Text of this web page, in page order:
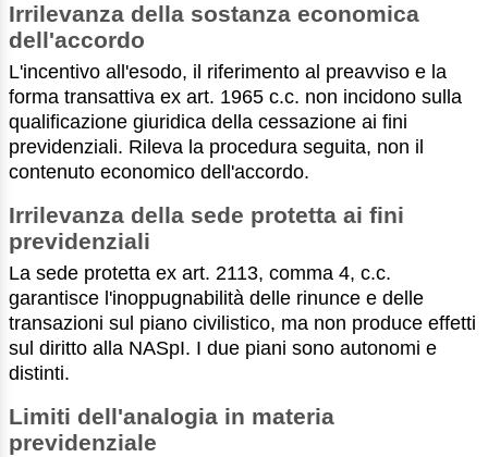
Irrilevanza della sostanza economica
dell'accordo
L'incentivo all'esodo, il riferimento al preavviso e la
forma transattiva ex art. 1965 c.c. non incidono sulla
qualificazione giuridica della cessazione ai fini
previdenziali. Rileva la procedura seguita, non il
contenuto economico dell'accordo.
Irrilevanza della sede protetta ai fini
previdenziali
La sede protetta ex art. 2113, comma 4, c.c.
garantisce l'inoppugnabilità delle rinunce e delle
transazioni sul piano civilistico, ma non produce effetti
sul diritto alla NASpI. I due piani sono autonomi e
distinti.
Limiti dell'analogia in materia
previdenziale